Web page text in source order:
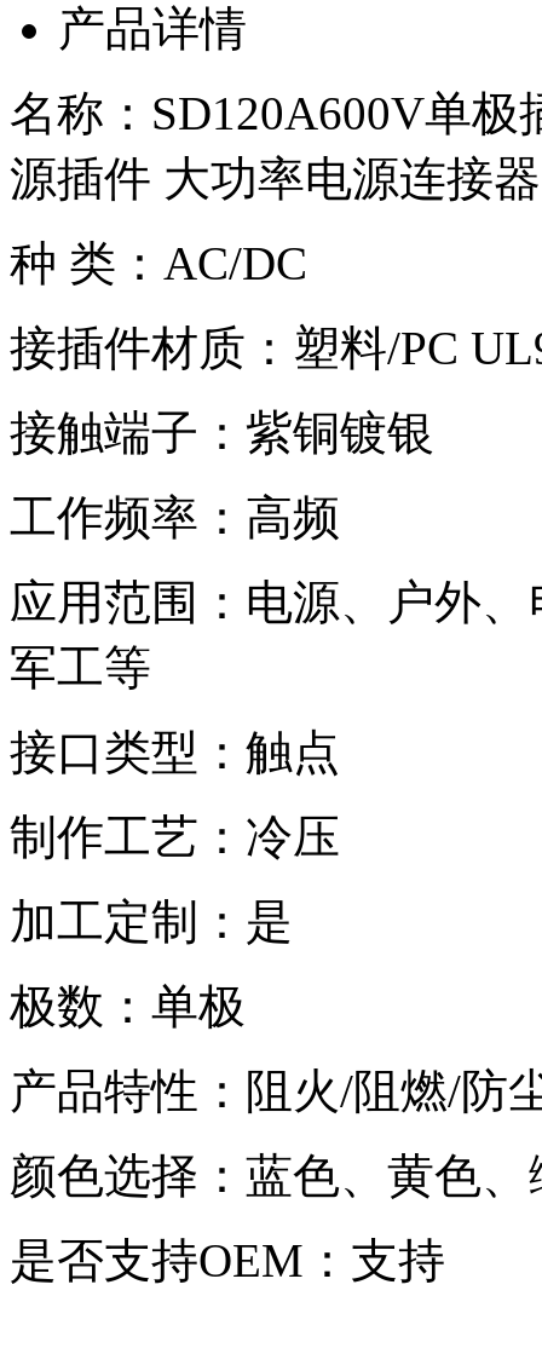
产品详情
名称：SD120A600V单
源插件 大功率电源连接
种 类：AC/DC
接插件材质：塑料/PC
接触端子：紫铜镀银
工作频率：高频
应用范围：电源、户外
军工等
接口类型：触点
制作工艺：冷压
加工定制：是
极数：单极
产品特性：阻火/阻燃/防
颜色选择：蓝色、黄色
是否支持OEM：支持